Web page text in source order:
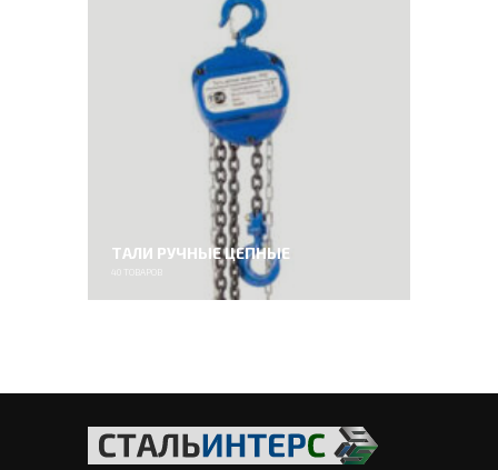
ТАЛИ РУЧНЫЕ ЦЕПНЫЕ
40 ТОВАРОВ